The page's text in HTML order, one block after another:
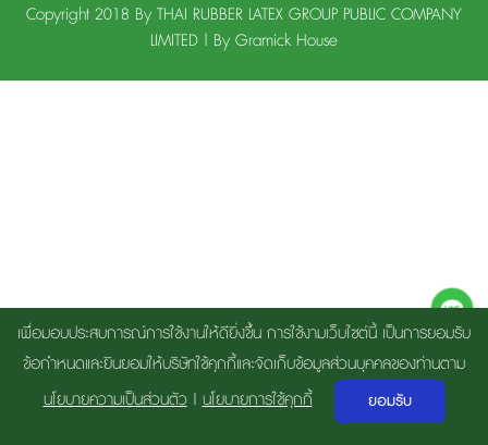
Copyright 2018 By THAI RUBBER LATEX GROUP PUBLIC COMPANY
LIMITED | By Gramick House
เพื่อมอบประสบการณ์การใช้งานให้ดียิ่งขึ้น การใช้งามเว็บไซต์นี้ เป็นการยอมรับ
ข้อกำหนดและยินยอมให้บริษัทใช้คุกกี้และจัดเก็บข้อมูลส่วนบุคคลของท่านตาม
นโยบายความเป็นส่วนตัว|นโยบายการใช้คุกกี้ ยอมรับ